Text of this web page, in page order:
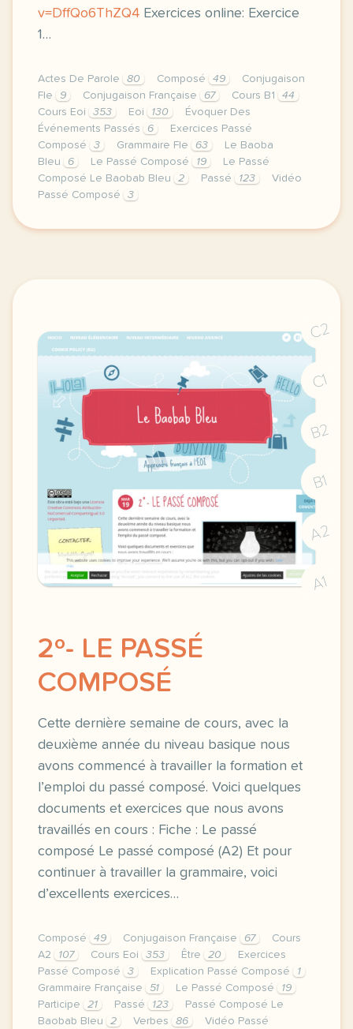
v=DffQo6ThZQ4 Exercices online: Exercice
1…
Actes De Parole 80 Composé 49
Conjugaison
Fle
9 Conjugaison Française 67 Cours B1
44
Cours Eoi
353 Eoi 130
Évoquer Des
Événements Passés
6
Exercices Passé
Composé
3 Grammaire Fle 63
Le Baoba
Bleu
6 Le Passé Composé 19
Le Passé
Composé Le Baobab Bleu
2 Passé 123
Vidéo
Passé Composé
3
image pixabay comcette derniere semaine de
C2
C1
B2
B1
A2
A1
2º- LE PASSÉ
COMPOSÉ
Cette dernière semaine de cours, avec la
deuxième année du niveau basique nous
avons commencé à travailler la formation et
l’emploi du passé composé. Voici quelques
documents et exercices que nous avons
travaillés en cours : Fiche : Le passé
composé Le passé composé (A2) Et pour
continuer à travailler la grammaire, voici
d’excellents exercices…
Composé 49 Conjugaison Française 67
Cours
A2
107 Cours Eoi 353 Être 20
Exercices
Passé Composé
3 Explication Passé Composé
1
Grammaire Française
51 Le Passé Composé
19
Participe
21 Passé 123
Passé Composé Le
Baobab Bleu
2 Verbes 86 Vidéo Passé